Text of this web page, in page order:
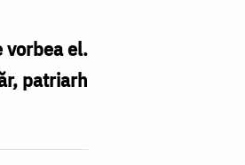
vorbea el.
patriarh